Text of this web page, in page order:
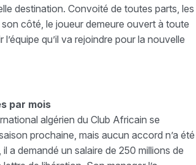
destination. Convoité de toutes parts, les
côté, le joueur demeure ouvert à toute
qu’il va rejoindre pour la nouvelle
par mois
algérien du Club Africain se
prochaine, mais aucun accord n’a été
a demandé un salaire de 250 millions de